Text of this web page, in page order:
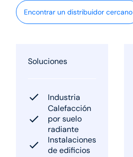
Encontrar un distribuidor cercano
Soluciones
Industria
Calefacción
por suelo
radiante
Instalaciones
de edificios